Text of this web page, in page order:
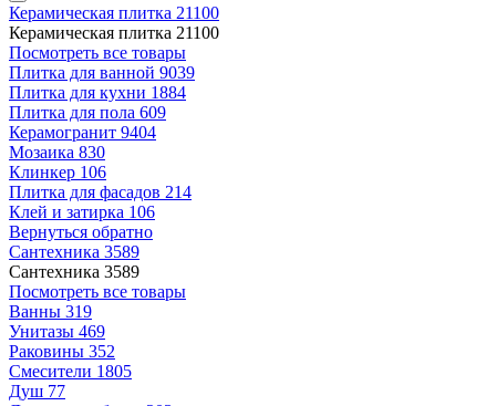
Керамическая плитка 21100
Керамическая плитка 21100
Посмотреть все товары
Плитка для ванной 9039
Плитка для кухни 1884
Плитка для пола 609
Керамогранит 9404
Мозаика 830
Клинкер 106
Плитка для фасадов 214
Клей и затирка 106
Вернуться обратно
Сантехника 3589
Сантехника 3589
Посмотреть все товары
Ванны 319
Унитазы 469
Раковины 352
Смесители 1805
Душ 77